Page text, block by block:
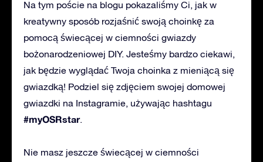
Na tym poście na blogu pokazaliśmy Ci, jak w
kreatywny sposób rozjaśnić swoją choinkę za
pomocą świecącej w ciemności gwiazdy
bożonarodzeniowej DIY. Jesteśmy bardzo ciekawi,
jak będzie wyglądać Twoja choinka z mieniącą się
gwiazdką! Podziel się zdjęciem swojej domowej
gwiazdki na Instagramie, używając hashtagu
#myOSRstar.
Nie masz jeszcze świecącej w ciemności